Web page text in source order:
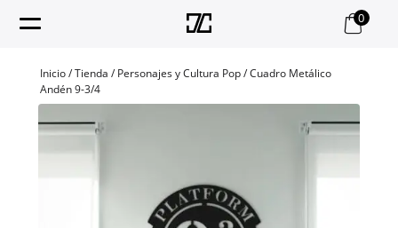
0
Inicio/Tienda /Personajes y Cultura Pop/ Cuadro Metálico
Andén 9-3/4